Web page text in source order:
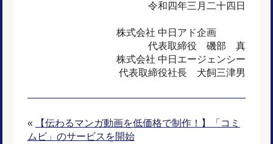
令和四年三月二十四日
株式会社 中日アド企画
代表取締役 磯部 真
株式会社 中日エージェンシー
代表取締役社長 犬飼三津男
«
【伝わるマンガ動画を低価格で制作！】「コミ
ムビ」のサービスを開始